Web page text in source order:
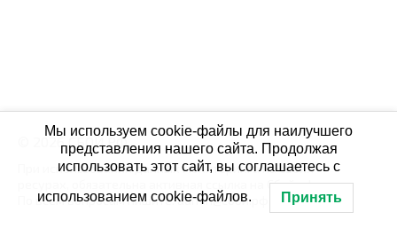
© 2026 СБОЙ.РФ
При использовании данных мониторинга на своих
ресурах, обязательна активная ссылка на Сбой.рф
По всем вопросам пишите: admin@сбой.рф
Мы используем cookie-файлы для наилучшего
представления нашего сайта. Продолжая
использовать этот сайт, вы соглашаетесь с
использованием cookie-файлов. Принять